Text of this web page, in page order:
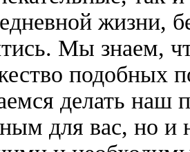
жизни,
Мы знаем,
подобных
делать наш
для вас, но и